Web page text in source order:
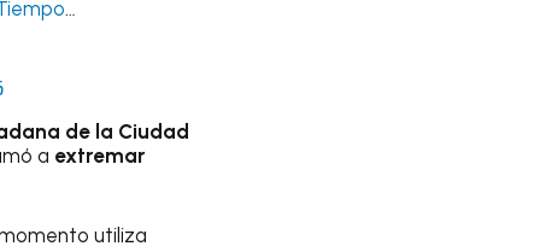
…
de la Ciudad
a extremar
utiliza